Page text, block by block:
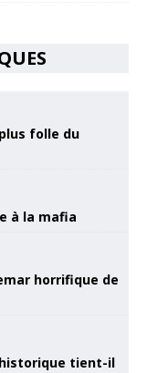
folle du
à la mafia
horrifique de
historique tient-il